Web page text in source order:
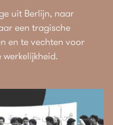
uit Berlijn, naar
een tragische
en te vechten voor